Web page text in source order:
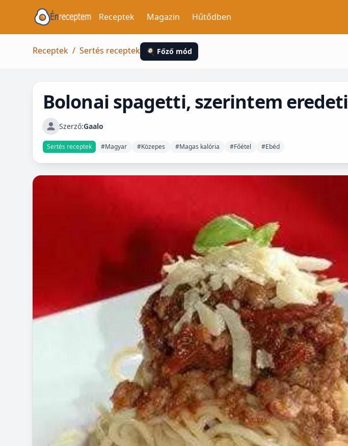
Receptek Magazin Hűtődben
Receptek / Sertés receptek 🍳 Főző mód
Bolonai spagetti, szerintem eredeti
Szerző:Gaalo
Sertés receptek #Magyar #Közepes #Magas kalória #Főétel #Ebéd